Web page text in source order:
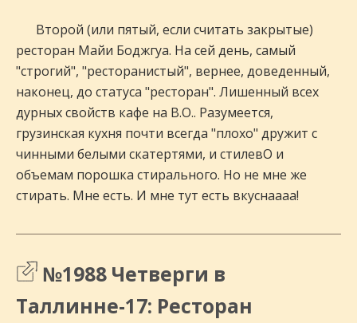
Второй (или пятый, если считать закрытые)
ресторан Майи Боджгуа. На сей день, самый
"строгий", "ресторанистый", вернее, доведенный,
наконец, до статуса "ресторан". Лишенный всех
дурных свойств кафе на В.О.. Разумеется,
грузинская кухня почти всегда "плохо" дружит с
чинными белыми скатертями, и стилевО и
объемам порошка стирального. Но не мне же
стирать. Мне есть. И мне тут есть вкуснаааа!
№1988 Четверги в
Таллинне-17: Ресторан